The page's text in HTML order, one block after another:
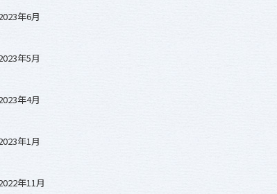
年6月
年5月
年4月
年1月
年11月